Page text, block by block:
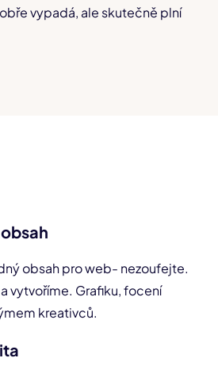
vypadá, ale skutečně plní
obsah pro web- nezoufejte.
vytvoříme. Grafiku, focení
kreativců.